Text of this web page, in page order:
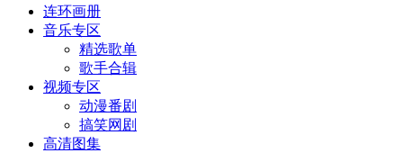
连环画册
音乐专区
精选歌单
歌手合辑
视频专区
动漫番剧
搞笑网剧
高清图集